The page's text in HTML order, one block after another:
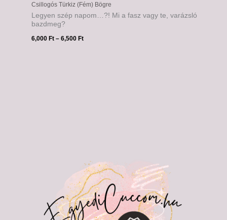
Csillogós Türkiz (Fém) Bögre
Legyen szép napom…?! Mi a fasz vagy te, varázsló
bazdmeg?
6,000Ft – 6,500Ft